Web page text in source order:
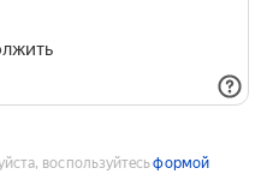
воспользуйтесьформой